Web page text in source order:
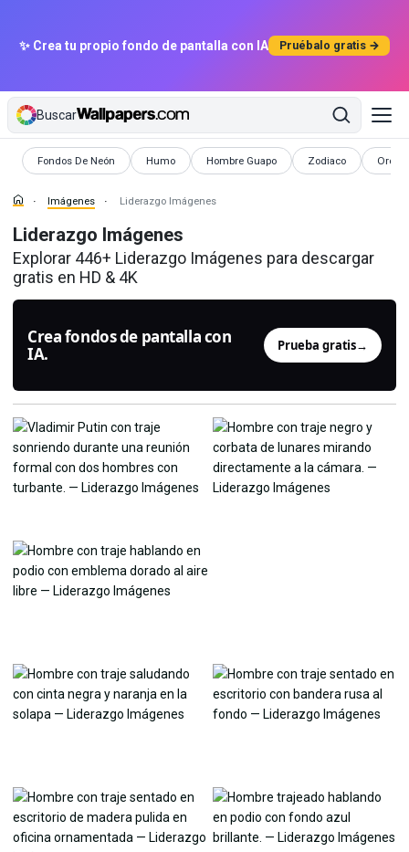
✨ Crea tu propio fondo de pantalla con IA Pruébalo gratis →
Buscar
Fondos De Neón
Imágenes Humo
Imágenes Hombre Guapo
Imágenes Zodiaco
Imágenes Oro
Imágenes Liderazgo Imágenes
Liderazgo Imágenes
Explorar 446+ Liderazgo Imágenes para descargar
gratis en HD & 4K
Crea fondos de pantalla con
IA.
Prueba gratis→